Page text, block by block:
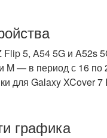
5, A54 5G и A52s
— в период с 16 по
для Galaxy XCover 7
графика